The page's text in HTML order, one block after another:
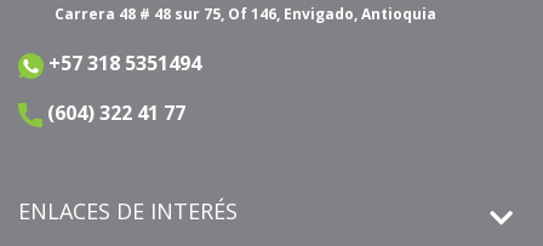
Carrera 48 # 48 sur 75, Of 146, Envigado, Antioquia
+57 318 5351494
(604) 322 41 77
ENLACES DE INTERÉS